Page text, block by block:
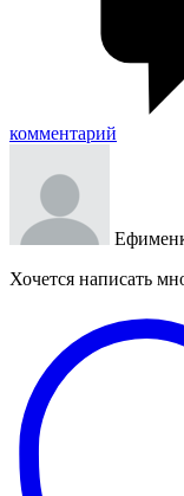
комментарий
Хочется написать